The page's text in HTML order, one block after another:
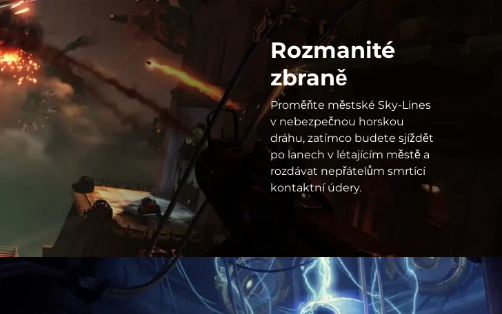
Rozmanité
zbraně
Proměňte městské Sky-Lines
v nebezpečnou horskou
dráhu, zatímco budete sjíždět
po lanech v létajícím městě a
rozdávat nepřátelům smrtící
kontaktní údery.